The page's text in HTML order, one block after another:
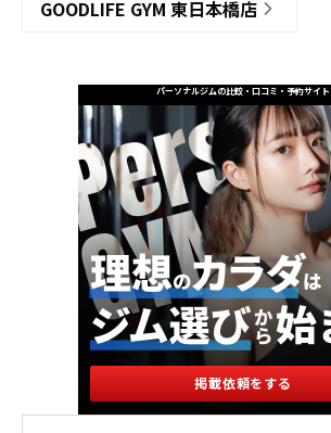
GOODLIFE GYM 東日本橋店
パーソナルジムの比較・口コミ・予約サイト
掲載依頼をする